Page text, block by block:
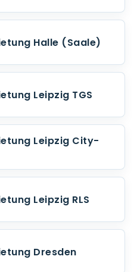
Halle (Saale)
Leipzig TGS
Leipzig City-
Leipzig RLS
Dresden